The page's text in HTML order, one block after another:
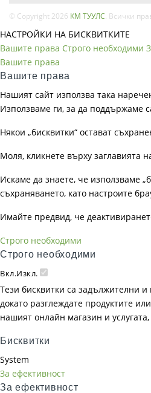
© Copyright 2026 КМ ТУУЛС . Всички
НАСТРОЙКИ НА БИСКВИТКИТЕ
Вашите права Строго необходими
Вашите права
Вашите права
Нашият сайт използва така
Използваме ги, за да поддържаме
Някои „бисквитки“ остават
Моля, кликнете върху заглавията
Искаме да знаете, че използваме
съхраняването, като настроите
Имайте предвид, че
Строго необходими
Строго необходими
Вкл.Изкл.
Тези бисквитки са задължителни
докато разглеждате продуктите
нашият онлайн магазин и
Бисквитки
System
За ефективност
За ефективност